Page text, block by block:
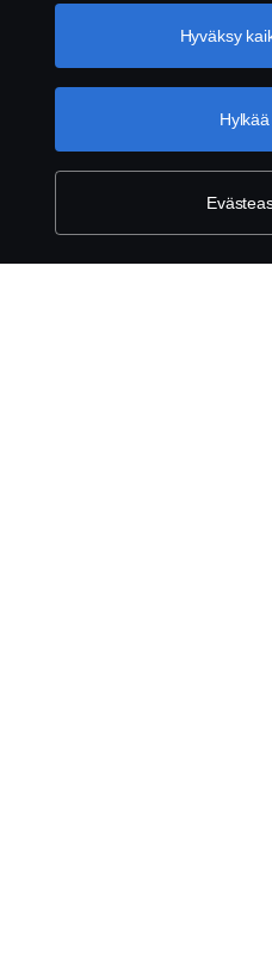
Tietoja Scaniasta
parantamiseksi, kun
"Hyväksyn evästeet" annat
evästeistä löydät täältä:
Hyväksy